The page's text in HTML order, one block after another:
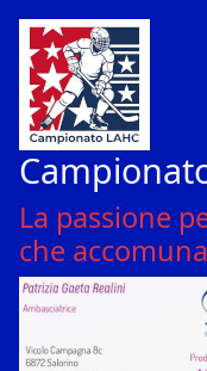
La passione
che